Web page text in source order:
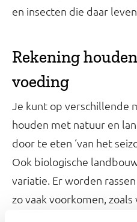
en insecten die daar
Rekening
voeding
Je kunt op verschillende
houden met natuur en
door te eten ‘van het
Ook biologische
variatie. Er worden
zo vaak voorkomen,